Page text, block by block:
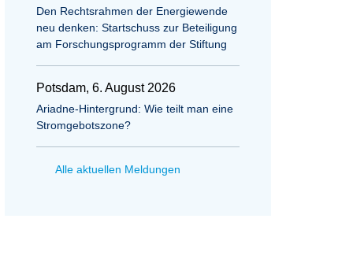
Den Rechtsrahmen der Energiewende
neu denken: Startschuss zur Beteiligung
am Forschungsprogramm der Stiftung
Potsdam, 6. August 2026
Ariadne-Hintergrund: Wie teilt man eine
Stromgebotszone?
Alle aktuellen Meldungen